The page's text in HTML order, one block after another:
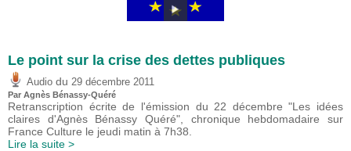
Le point sur la crise des dettes publiques
Audio du 29 décembre 2011
Par Agnès Bénassy-Quéré
Retranscription écrite de l'émission du 22 décembre "Les idées
claires d'Agnès Bénassy Quéré", chronique hebdomadaire sur
France Culture le jeudi matin à 7h38.
Lire la suite >